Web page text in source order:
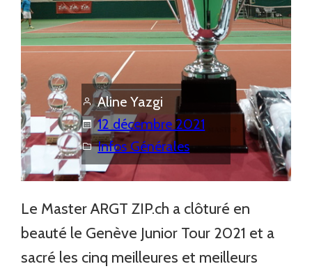
Aline Yazgi
12 décembre 2021
Infos Générales
Le Master ARGT ZIP.ch a clôturé en
beauté le Genève Junior Tour 2021 et a
sacré les cinq meilleures et meilleurs